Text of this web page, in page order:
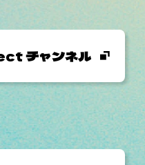
チャンネル